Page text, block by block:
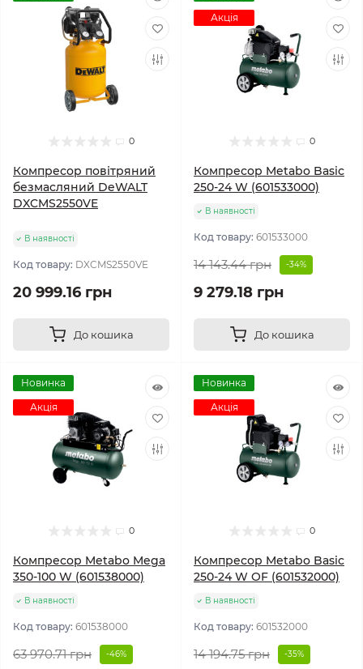
0
Компресор повітряний
безмасляний DeWALT
DXCMS2550VE
В наявності
Код товару: DXCMS2550VE
20 999.16 грн
До кошика
Акція
0
Компресор Metabo Basic
250-24 W (601533000)
В наявності
Код товару: 601533000
14 143.44 грн -34%
9 279.18 грн
До кошика
Новинка
Акція
0
Компресор Metabo Mega
350-100 W (601538000)
В наявності
Код товару: 601538000
63 970.71 грн -46%
Новинка
Акція
0
Компресор Metabo Basic
250-24 W OF (601532000)
В наявності
Код товару: 601532000
14 194.75 грн -35%